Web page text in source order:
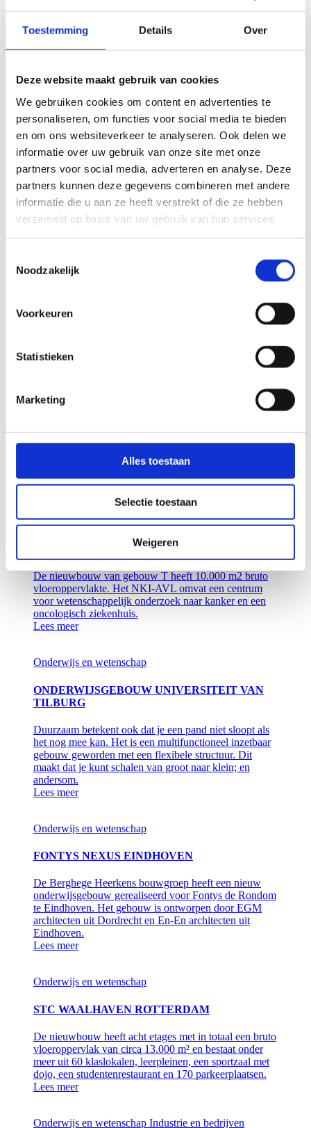
Toestemming Details Over
Deze website maakt gebruik van cookies
We gebruiken cookies om content en advertenties te
personaliseren, om functies voor social media te bieden
en om ons websiteverkeer te analyseren. Ook delen we
informatie over uw gebruik van onze site met onze
partners voor social media, adverteren en analyse. Deze
partners kunnen deze gegevens combineren met andere
informatie die u aan ze heeft verstrekt of die ze hebben
verzameld op basis van uw gebruik van hun services.
Noodzakelijk
Voorkeuren
Statistieken
Marketing
Alles toestaan
Selectie toestaan
Weigeren
zijn.
Lees meer
NIEUWBOUW DIALOGUE CENTRE OMNIA
Omnia is een bijzonder gebouw op de campus van de
onderzoekers op een toegankelijke manier de dialoog
met elkaar en met de samenleving kunnen voeren.
Lees meer
Onderwijs en wetenschap
vloeroppervlakte circa 8.600 m² – en het bijbehorende
terrein groeide de universiteitscampus met 7,5 hectare.
Lees meer
en studieruimtes, bibliotheek over 3 bouwlagen,
campus met 500 plaatsen.
Onderwijs en wetenschap
RESEARCHGEBOUW T NKI-AVL
De nieuwbouw van gebouw T heeft 10.000 m2 bruto
vloeroppervlakte. Het NKI-AVL omvat een centrum
voor wetenschappelijk onderzoek naar kanker en een
oncologisch ziekenhuis.
Lees meer
Onderwijs en wetenschap
ONDERWIJSGEBOUW UNIVERSITEIT VAN
TILBURG
Duurzaam betekent ook dat je een pand niet sloopt als
het nog mee kan. Het is een multifunctioneel inzetbaar
gebouw geworden met een flexibele structuur. Dit
maakt dat je kunt schalen van groot naar klein; en
andersom.
Lees meer
Onderwijs en wetenschap
FONTYS NEXUS EINDHOVEN
De Berghege Heerkens bouwgroep heeft een nieuw
onderwijsgebouw gerealiseerd voor Fontys de Rondom
te Eindhoven. Het gebouw is ontworpen door EGM
architecten uit Dordrecht en En-En architecten uit
Eindhoven.
Lees meer
Onderwijs en wetenschap
STC WAALHAVEN ROTTERDAM
De nieuwbouw heeft acht etages met in totaal een bruto
vloeroppervlak van circa 13.000 m² en bestaat onder
meer uit 60 klaslokalen, leerpleinen, een sportzaal met
dojo, een studentenrestaurant en 170 parkeerplaatsen.
Lees meer
Onderwijs en wetenschap Industrie en bedrijven